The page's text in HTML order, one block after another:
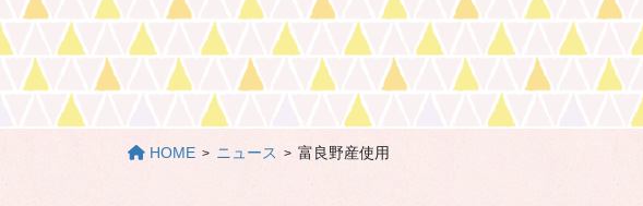
HOME ニュース 富良野産使用